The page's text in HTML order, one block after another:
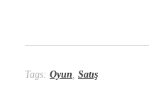
Tags: Oyun Satış